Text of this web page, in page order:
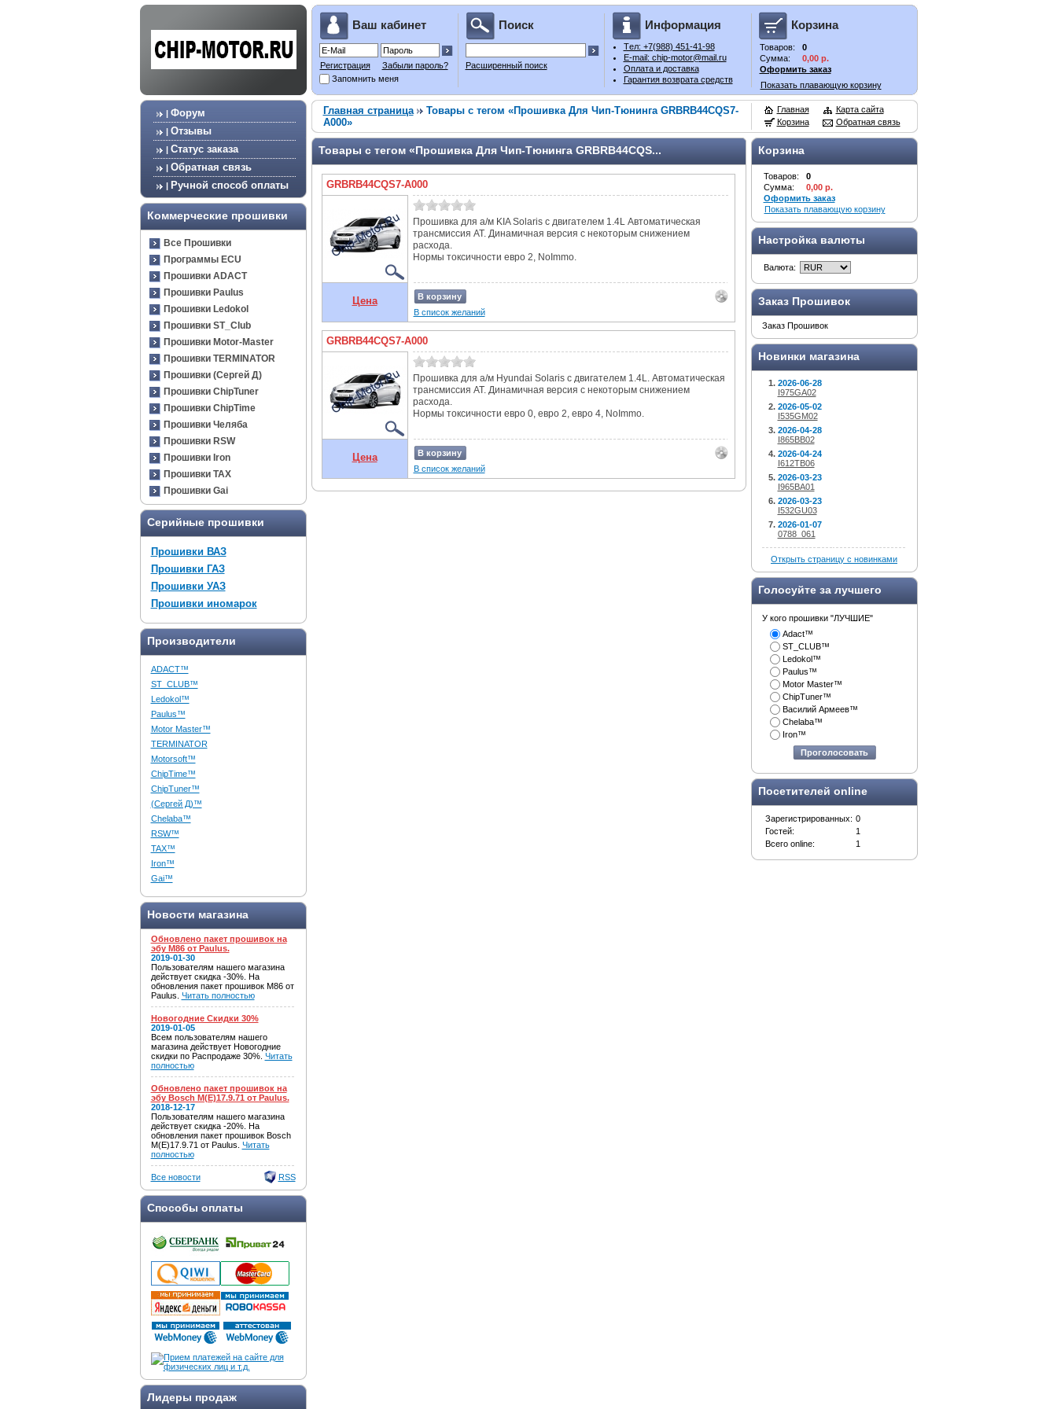
Ваш кабинет
Регистрация
Забыли пароль?
Запомнить меня
Поиск
Расширенный поиск
Информация
Tел: +7(988) 451-41-98
E-mail: chip-motor@mail.ru
Оплата и доставка
Гарантия возврата средств
Корзина
Товаров:
0
Сумма:
0,00 р.
Оформить заказ
Показать плавающую корзину
| Форум
| Отзывы
| Статус заказа
| Обратная связь
| Ручной способ оплаты
Коммерческие прошивки
Все Прошивки
Программы ECU
Прошивки ADACT
Прошивки Paulus
Прошивки Ledokol
Прошивки ST_Club
Прошивки Motor-Master
Прошивки TERMINATOR
Прошивки (Сергей Д)
Прошивки ChipTuner
Прошивки ChipTime
Прошивки Челяба
Прошивки RSW
Прошивки Iron
Прошивки TAX
Прошивки Gai
Серийные прошивки
Прошивки ВАЗ
Прошивки ГАЗ
Прошивки УАЗ
Прошивки иномарок
Производители
ADACT™
ST_CLUB™
Ledokol™
Paulus™
Motor Master™
TERMINATOR
Motorsoft™
ChipTime™
ChipTuner™
(Сергей Д)™
Chelaba™
RSW™
TAX™
Iron™
Gai™
Новости магазина
Обновлено пакет прошивок на
эбу M86 от Paulus.
2019-01-30
Пользователям нашего магазина
действует скидка -30%. На
обновления пакет прошивок M86 от
Paulus. Читать полностью
Новогодние Скидки 30%
2019-01-05
Всем пользователям нашего
магазина действует Новогодние
скидки по Распродаже 30%. Читать
полностью
Обновлено пакет прошивок на
эбу Bosch M(E)17.9.71 от Paulus.
2018-12-17
Пользователям нашего магазина
действует скидка -20%. На
обновления пакет прошивок Bosch
M(E)17.9.71 от Paulus. Читать
полностью
Все новости RSS
Способы оплаты
Лидеры продаж
Главная страница
Товары с тегом «Прошивка Для Чип-Тюнинга GRBRB44CQS7-
A000»
Главная
Корзина
Карта сайта
Обратная связь
Корзина
Товаров:
0
Сумма:
0,00 р.
Оформить заказ
Показать плавающую корзину
Настройка валюты
Валюта:
Заказ Прошивок
Заказ Прошивок
Новинки магазина
2026-06-28
I975GA02
2026-05-02
I535GM02
2026-04-28
I865BB02
2026-04-24
I612TB06
2026-03-23
I965BA01
2026-03-23
I532GU03
2026-01-07
0788_061
Открыть страницу с новинками
Голосуйте за лучшего
У кого прошивки "ЛУЧШИЕ"
Adact™
ST_CLUB™
Ledokol™
Paulus™
Motor Master™
ChipTuner™
Василий Армеев™
Chelaba™
Iron™
Проголосовать
Посетителей online
Зарегистрированных: 0
Гостей:
1
Всего online:
1
Товары с тегом «Прошивка Для Чип-Тюнинга GRBRB44CQS...
GRBRB44CQS7-A000
Прошивка для а/м KIA Solaris с двигателем 1.4L Автоматическая
трансмиссия AT. Динамичная версия с некоторым снижением
расхода.
Нормы токсичности евро 2, NoImmo.
Цена
В корзину
В список желаний
GRBRB44CQS7-A000
Прошивка для а/м Hyundai Solaris с двигателем 1.4L. Автоматическая
трансмиссия AT. Динамичная версия с некоторым снижением
расхода.
Нормы токсичности евро 0, евро 2, евро 4, NoImmo.
Цена
В корзину
В список желаний